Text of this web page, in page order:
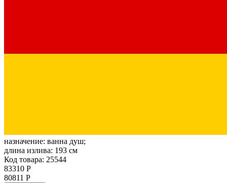
назначение: ванна душ;
длина излива: 193 см
Код товара: 25544
83310 Р
80811 Р